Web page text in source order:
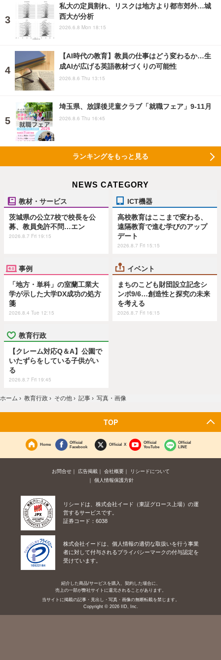
私大の定員割れ、リスクは地方より都市郊外…城
西大が分析
2026.6.8 Mon 18:15
【AI時代の教育】教員の仕事はどう変わるか…生
成AIが広げる英語教材づくりの可能性
2026.8.6 Thu 13:15
埼玉県、放課後児童クラブ「就職フェア」9-11月
2026.8.6 Thu 16:45
ランキングをもっと見る
NEWS CATEGORY
教材・サービス
茨城県の公立7校で校長を公
募、教員免許不問…エン
2026.8.7 Fri 19:15
ICT機器
高校教育はここまで変わる、
遠隔教育で進む学びのアップ
デート
2026.8.7 Fri 15:15
事例
「地方・単科」の室蘭工業大
学が示した大学DX成功の処方
箋
2026.8.4 Tue 12:15
イベント
まちのこども財団設立記念シ
ンポ9/6…創造性と探究の未来
を考える
2026.8.7 Fri 16:15
教育行政
【クレーム対応Q＆A】公園で
いたずらをしている子供がい
る
2026.8.7 Fri 19:45
ホーム › 教育行政 › その他 › 記事 › 写真・画像
TOP
Home
Official
Facebook
Official X
Official
YouTube
Official
LINE
お問合せ 広告掲載 会社概要
リシードについて
個人情報保護方針
リシードは、株式会社イード（東証グロース上場）の運
営するサービスです。
証券コード：6038
株式会社イードは、個人情報の適切な取扱いを行う事業
者に対して付与されるプライバシーマークの付与認定を
受けています。
紹介した商品/サービスを購入、契約した場合に、
売上の一部が弊社サイトに還元されることがあります。
当サイトに掲載の記事・見出し・写真・画像の無断転載を禁じます。
Copyright © 2026 IID, Inc.